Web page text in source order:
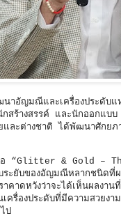
าอัญมณีและเครื่องประดับ
สร้างสรรค์ และนักออกแบ
ละต่างชาติ ได้พัฒนาศักย
หัวข้อ “Glitter & Gold
ระยับของอัญมณีหลากชนิดที่
าดหวังว่าจะได้เห็นผลงาน
รื่องประดับที่มีความสวยง
ป